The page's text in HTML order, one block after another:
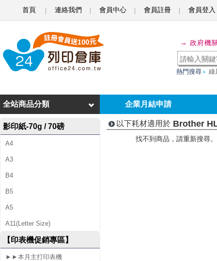
首頁 連絡我們 會員中心 會員註冊 會員登入
o
h
e
r
H
L
0
→ 政府機
熱門搜尋 綠
企業月結申請
全站商品分類
影印紙-70g / 70磅
A4
A3
B4
B5
A5
A11(Letter Size)
【印表機促銷專區】
►►本月主打印表機
以下耗材適用於 Brother
找不到商品，請重新搜尋。